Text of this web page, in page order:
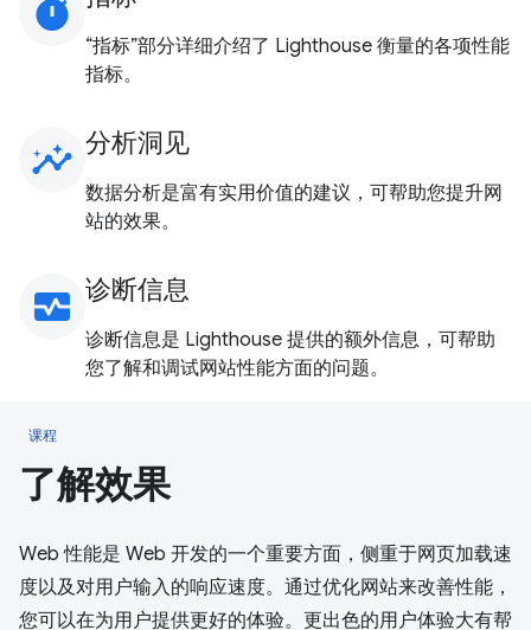
timer
“指标”部分详细介绍了 Lighthouse 衡量的各项性能
指标。
insights 分析洞见
数据分析是富有实用价值的建议，可帮助您提升网
站的效果。
monitor_heart 诊断信息
诊断信息是 Lighthouse 提供的额外信息，可帮助
您了解和调试网站性能方面的问题。
课程
了解效果
Web 性能是 Web 开发的一个重要方面，侧重于网页加载速
度以及对用户输入的响应速度。通过优化网站来改善性能，
您可以在为用户提供更好的体验。更出色的用户体验大有帮